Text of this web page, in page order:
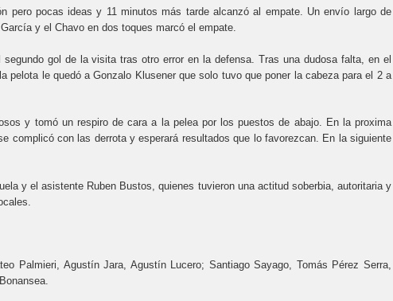
pero pocas ideas y 11 minutos más tarde alcanzó al empate. Un envío largo de
y el Chavo en dos toques marcó el empate.
gol de la visita tras otro error en la defensa. Tras una dudosa falta, en el
pelota le quedó a Gonzalo Klusener que solo tuvo que poner la cabeza para el 2 a
y tomó un respiro de cara a la pelea por los puestos de abajo. En la proxima
complicó con las derrota y esperará resultados que lo favorezcan. En la siguiente
y el asistente Ruben Bustos, quienes tuvieron una actitud soberbia, autoritaria y
Palmieri, Agustín Jara, Agustín Lucero; Santiago Sayago, Tomás Pérez Serra,